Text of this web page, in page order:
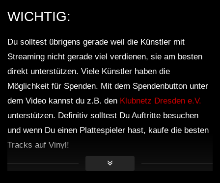
WICHTIG:
Du solltest übrigens gerade weil die Künstler mit
Streaming nicht gerade viel verdienen, sie am besten
direkt unterstützen. Viele Künstler haben die
Möglichkeit für Spenden. Mit dem Spendenbutton unter
dem Video kannst du z.B. den Klubnetz Dresden e.V.
unterstützen. Definitiv solltest Du Auftritte besuchen
und wenn Du einen Plattespieler hast, kaufe die besten
Tracks auf Vinyl!